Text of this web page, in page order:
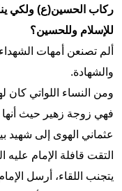
رکاب الحسین(ع) ولکي
للإسلام وللحسین؟
ألم تصنعن أمهات الشهداء
والشهادة.
ومن النساء اللواتي
فهي زوجة زهير حيث
عثماني الهوى إلى شهيد
التقت قافلة الإمام
يتجنب اللقاء، أرسل